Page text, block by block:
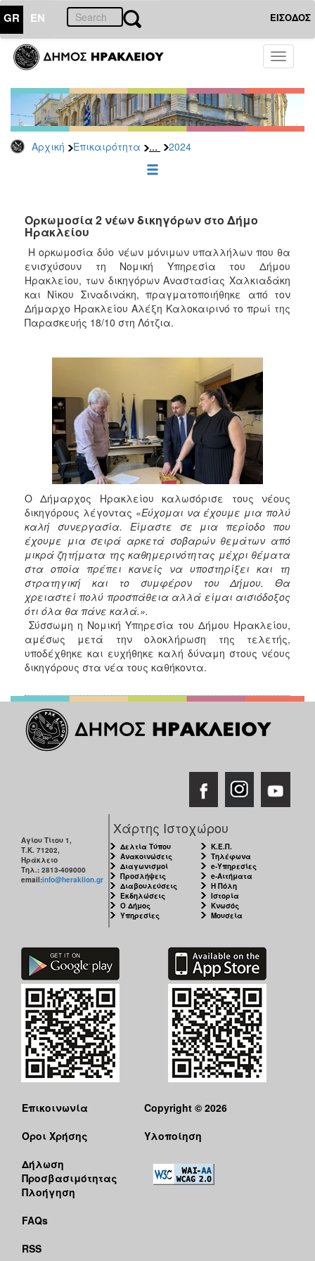
GR EN ΕΙΣΟΔΟΣ
Toggle
Αρχική Επικαιρότητα ... 2024
ΕΠΙΚΑΙΡΟΤΗΤΑ
Τύπου
Αρχείο
2026
2025
2022
2021
2020
2019
2018
2017
2012
2011
2010
2006
ΔΗΜΟΤΗΣ
ΕΠΙΣΚΕΠΤΗΣ
ΗΡΑΚΛΕΙΟ
Ορκωμοσία 2 νέων δικηγόρων στο Δήμο
Ηρακλείου
Η ορκωμοσία δύο νέων μόνιμων υπαλλήλων που θα
ενισχύσουν τη Νομική Υπηρεσία του Δήμου
Ηρακλείου, των δικηγόρων Αναστασίας Χαλκιαδάκη
και Νίκου Σιναδινάκη, πραγματοποιήθηκε από τον
Δήμαρχο Ηρακλείου Αλέξη Καλοκαιρινό το πρωί της
Παρασκευής 18/10 στη Λότζια.
Ο Δήμαρχος Ηρακλείου καλωσόρισε τους νέους
δικηγόρους λέγοντας «Εύχομαι να έχουμε μια πολύ
καλή συνεργασία. Είμαστε σε μια περίοδο που
έχουμε μια σειρά αρκετά σοβαρών θεμάτων από
μικρά ζητήματα της καθημερινότητας μέχρι θέματα
στα οποία πρέπει κανείς να υποστηρίξει και τη
στρατηγική και το συμφέρον του Δήμου. Θα
χρειαστεί πολύ προσπάθεια αλλά είμαι αισιόδοξος
ότι όλα θα πάνε καλά.».
Σύσσωμη η Νομική Υπηρεσία του Δήμου Ηρακλείου,
αμέσως μετά την ολοκλήρωση της τελετής,
υποδέχθηκε και ευχήθηκε καλή δύναμη στους νέους
δικηγόρους στα νέα τους καθήκοντα.
Αγίου Τίτου 1,
Τ.Κ. 71202,
Ηράκλειο
Τηλ.: 2813-409000
email:info@heraklion.gr
Χάρτης Ιστοχώρου
Δελτία Τύπου
Ανακοινώσεις
Διαγωνισμοί
Προσλήψεις
Διαβουλεύσεις
Εκδηλώσεις
Ο Δήμος
Υπηρεσίες
Κ.Ε.Π.
Τηλέφωνα
e-Υπηρεσίες
e-Αιτήματα
Η Πόλη
Ιστορία
Κνωσός
Μουσεία
Επικοινωνία
Όροι Χρήσης
Δήλωση
Προσβασιμότητας
Πλοήγηση
FAQs
RSS
Copyright © 2026
Υλοποίηση